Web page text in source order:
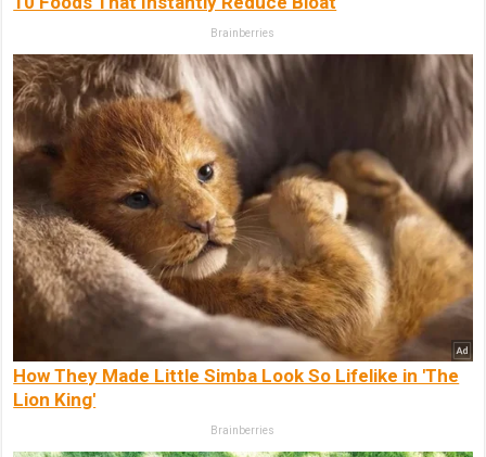
Brainberries
How They Made Little Simba Look So Lifelike in 'The
Lion King'
Brainberries